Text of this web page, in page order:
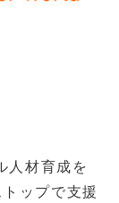
人材育成を
ップで支援